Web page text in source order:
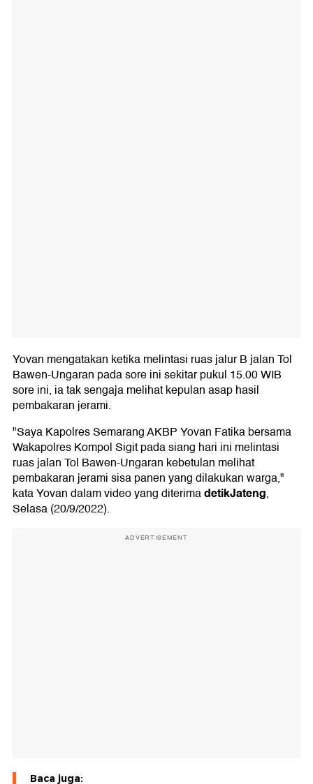
Yovan mengatakan ketika melintasi ruas jalur B jalan Tol
Bawen-Ungaran pada sore ini sekitar pukul 15.00 WIB
sore ini, ia tak sengaja melihat kepulan asap hasil
pembakaran jerami.
"Saya Kapolres Semarang AKBP Yovan Fatika bersama
Wakapolres Kompol Sigit pada siang hari ini melintasi
ruas jalan Tol Bawen-Ungaran kebetulan melihat
pembakaran jerami sisa panen yang dilakukan warga,"
kata Yovan dalam video yang diterimadetikJateng,
Selasa (20/9/2022).
ADVERTISEMENT
Baca juga: